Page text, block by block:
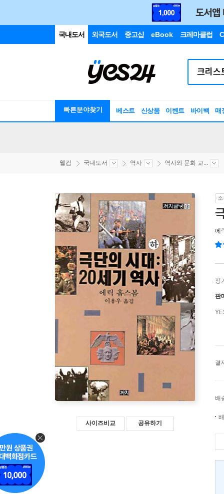
국내도서 외국도서 중고샵 eBook 크레마클럽
빠른분야찾기 베스트 신상품 이벤트 바이백 매
웰컴 국내도서 역사 역사와 문화 교...
사이즈비교 공유하기
에
정
판
결
배